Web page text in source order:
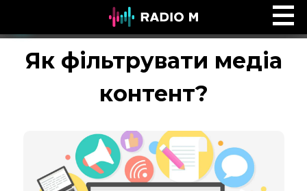
Ефір Radio M
Як фільтрувати медіа
контент?